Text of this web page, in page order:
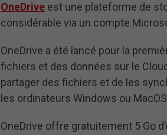
OneDrive est une plateforme de
considérable via un compte
OneDrive a été lancé pour la
fichiers et des données sur le
partager des fichiers et de les
les ordinateurs Windows ou
OneDrive offre gratuitement 5 Go